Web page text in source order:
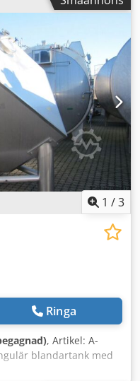
5 m³,
och nivåsensorer.
lite och är därför i
En inspektion på
1 /3
Ringa
, Artikel: A-
blandartank med
kylning av tank,